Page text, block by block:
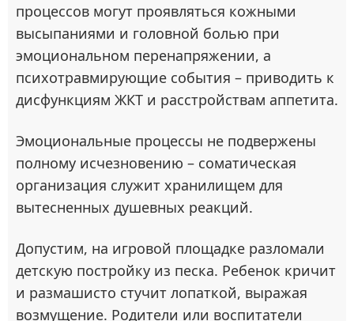
процессов могут проявляться кожными
высыпаниями и головной болью при
эмоциональном перенапряжении, а
психотравмирующие события – приводить к
дисфункциям ЖКТ и расстройствам аппетита.
Эмоциональные процессы не подвержены
полному исчезновению – соматическая
организация служит хранилищем для
вытесненных душевных реакций.
Допустим, на игровой площадке разломали
детскую постройку из песка. Ребенок кричит
и размашисто стучит лопаткой, выражая
возмущение. Родители или воспитатели